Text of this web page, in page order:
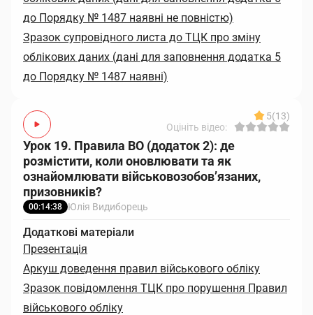
до Порядку № 1487 наявні не повністю)
Зразок супровідного листа до ТЦК про зміну
облікових даних (дані для заповнення додатка 5
до Порядку № 1487 наявні)
5(13)
Оцініть відео:
Урок 19. Правила ВО (додаток 2): де
розмістити, коли оновлювати та як
ознайомлювати військовозобов’язаних,
призовників?
00:14:38 Юлія Видиборець
Додаткові матеріали
Презентація
Аркуш доведення правил військового обліку
Зразок повідомлення ТЦК про порушення Правил
військового обліку